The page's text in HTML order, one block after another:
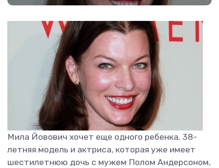
Мила Йовович хочет еще одного ребенка. 38-
летняя модель и актриса, которая уже имеет
шестилетнюю дочь с мужем Полом Андерсоном,